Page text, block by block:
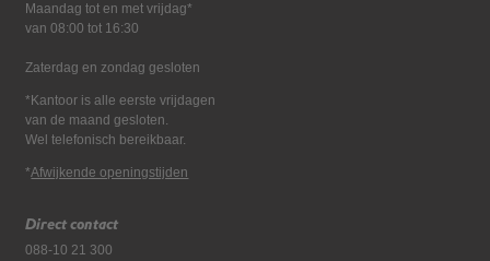
Maandag tot en met vrijdag*
van 08:00 tot 16:30
Zaterdag en zondag gesloten
*Kantoor is alle eerste vrijdagen
van de maand gesloten.
Wel telefonisch bereikbaar.
*Afwijkende openingstijden
Direct contact
088-10 21 300